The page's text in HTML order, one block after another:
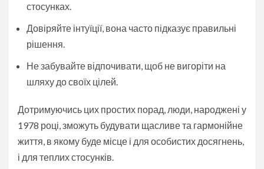
стосунках.
Довіряйте інтуїції, вона часто підказує правильні
рішення.
Не забувайте відпочивати, щоб не вигоріти на
шляху до своїх цілей.
Дотримуючись цих простих порад, люди, народжені у
1978 році, зможуть будувати щасливе та гармонійне
життя, в якому буде місце і для особистих досягнень,
і для теплих стосунків.